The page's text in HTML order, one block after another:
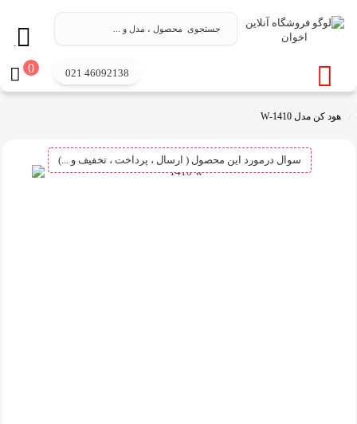
.
0 021 46092138
هود کن مدل 1410-W
سوال درمورد این محصول ( ارسال ، پرداخت ، تخفیف و ...)